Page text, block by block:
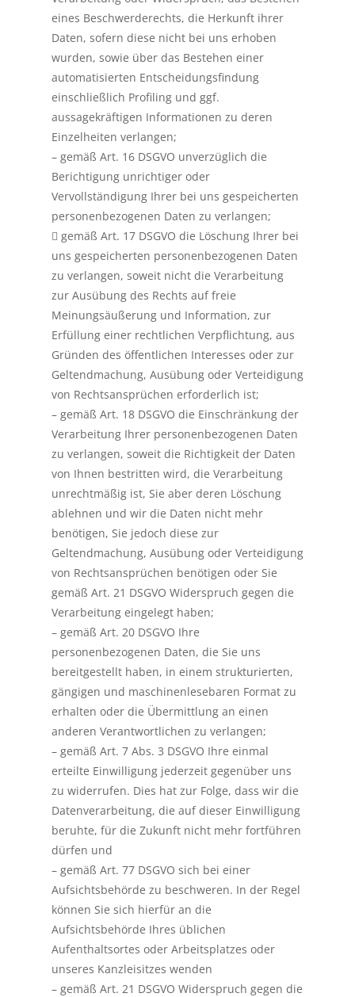
eines Beschwerderechts, die Herkunft ihrer
Daten, sofern diese nicht bei uns erhoben
wurden, sowie über das Bestehen einer
automatisierten Entscheidungsfindung
einschließlich Profiling und ggf.
aussagekräftigen Informationen zu deren
Einzelheiten verlangen;
– gemäß Art. 16 DSGVO unverzüglich die
Berichtigung unrichtiger oder
Vervollständigung Ihrer bei uns gespeicherten
personenbezogenen Daten zu verlangen;
 gemäß Art. 17 DSGVO die Löschung Ihrer bei
uns gespeicherten personenbezogenen Daten
zu verlangen, soweit nicht die Verarbeitung
zur Ausübung des Rechts auf freie
Meinungsäußerung und Information, zur
Erfüllung einer rechtlichen Verpflichtung, aus
Gründen des öffentlichen Interesses oder zur
Geltendmachung, Ausübung oder Verteidigung
von Rechtsansprüchen erforderlich ist;
– gemäß Art. 18 DSGVO die Einschränkung der
Verarbeitung Ihrer personenbezogenen Daten
zu verlangen, soweit die Richtigkeit der Daten
von Ihnen bestritten wird, die Verarbeitung
unrechtmäßig ist, Sie aber deren Löschung
ablehnen und wir die Daten nicht mehr
benötigen, Sie jedoch diese zur
Geltendmachung, Ausübung oder Verteidigung
von Rechtsansprüchen benötigen oder Sie
gemäß Art. 21 DSGVO Widerspruch gegen die
Verarbeitung eingelegt haben;
– gemäß Art. 20 DSGVO Ihre
personenbezogenen Daten, die Sie uns
bereitgestellt haben, in einem strukturierten,
gängigen und maschinenlesebaren Format zu
erhalten oder die Übermittlung an einen
anderen Verantwortlichen zu verlangen;
– gemäß Art. 7 Abs. 3 DSGVO Ihre einmal
erteilte Einwilligung jederzeit gegenüber uns
zu widerrufen. Dies hat zur Folge, dass wir die
Datenverarbeitung, die auf dieser Einwilligung
beruhte, für die Zukunft nicht mehr fortführen
dürfen und
– gemäß Art. 77 DSGVO sich bei einer
Aufsichtsbehörde zu beschweren. In der Regel
können Sie sich hierfür an die
Aufsichtsbehörde Ihres üblichen
Aufenthaltsortes oder Arbeitsplatzes oder
unseres Kanzleisitzes wenden
– gemäß Art. 21 DSGVO Widerspruch gegen die